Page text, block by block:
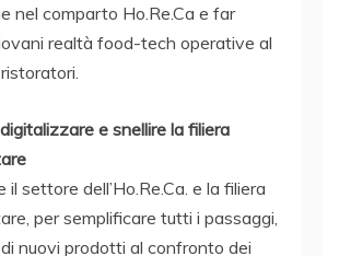
nel comparto Ho.Re.Ca e far
realtà food-tech operative al
e snellire la filiera
il settore dell’Ho.Re.Ca. e la filiera
per semplificare tutti i passaggi,
nuovi prodotti al confronto dei